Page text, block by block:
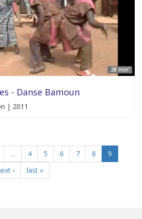
28 min'
- Danse Bamoun
| 2011
… 4 5 6 7 8
9
› last »